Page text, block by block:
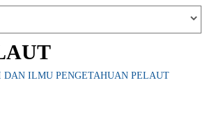
DAN ILMU PENGETAHUAN PELAUT